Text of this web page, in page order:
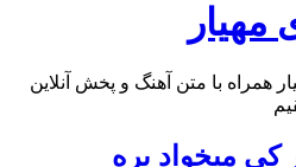
مهیار
همراه با متن آهنگ و پخش آنلاین
کی میخواد بره